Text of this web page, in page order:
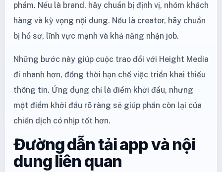
phẩm. Nếu là brand, hãy chuẩn bị định vị, nhóm khách
hàng và kỳ vọng nội dung. Nếu là creator, hãy chuẩn
bị hồ sơ, lĩnh vực mạnh và khả năng nhận job.
Những bước này giúp cuộc trao đổi với Height Media
đi nhanh hơn, đồng thời hạn chế việc triển khai thiếu
thông tin. Ứng dụng chỉ là điểm khởi đầu, nhưng
một điểm khởi đầu rõ ràng sẽ giúp phần còn lại của
chiến dịch có nhịp tốt hơn.
Đường dẫn tải app và nội
dung liên quan